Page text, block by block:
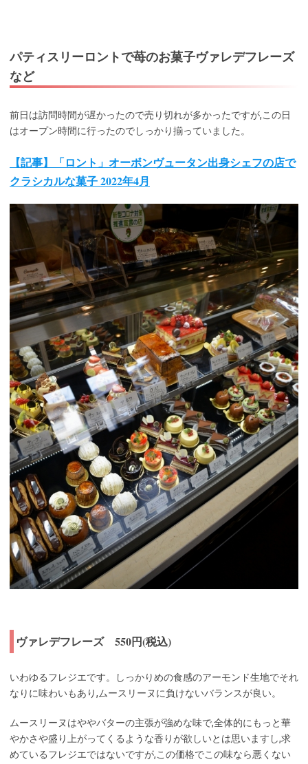
パティスリーロントで苺のお菓子ヴァレデフレーズ
など
前日は訪問時間が遅かったので売り切れが多かったですが,この日
はオープン時間に行ったのでしっかり揃っていました。
【記事】「ロント」オーボンヴュータン出身シェフの店で
クラシカルな菓子 2022年4月
ヴァレデフレーズ 550円(税込)
いわゆるフレジエです。しっかりめの食感のアーモンド生地でそれ
なりに味わいもあり,ムースリーヌに負けないバランスが良い。
ムースリーヌはややバターの主張が強めな味で,全体的にもっと華
やかさや盛り上がってくるような香りが欲しいとは思いますし,求
めているフレジエではないですが,この価格でこの味なら悪くない